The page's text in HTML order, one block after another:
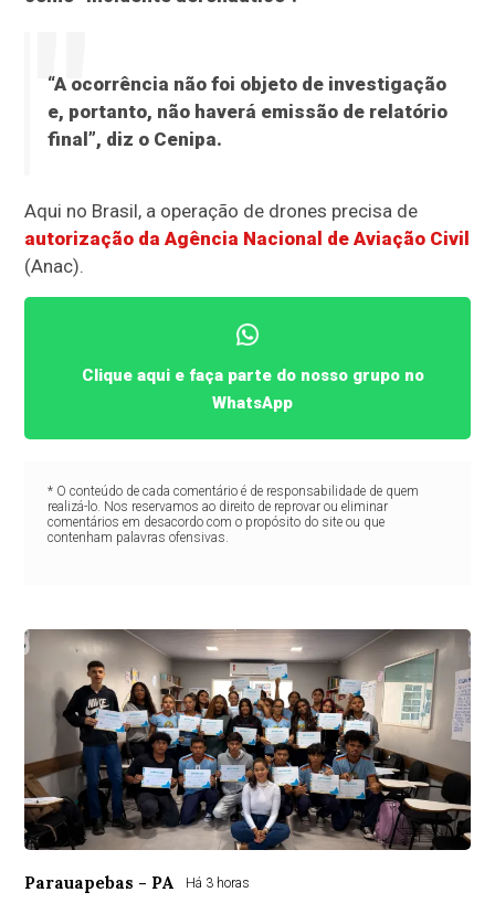
“A ocorrência não foi objeto de investigação
e, portanto, não haverá emissão de relatório
final”, diz o Cenipa.
Aqui no Brasil, a operação de drones precisa de
autorização da Agência Nacional de Aviação Civil
(Anac).
Clique aqui e faça parte do nosso grupo no
WhatsApp
* O conteúdo de cada comentário é de responsabilidade de quem
realizá-lo. Nos reservamos ao direito de reprovar ou eliminar
comentários em desacordo com o propósito do site ou que
contenham palavras ofensivas.
Parauapebas - PA Há 3 horas